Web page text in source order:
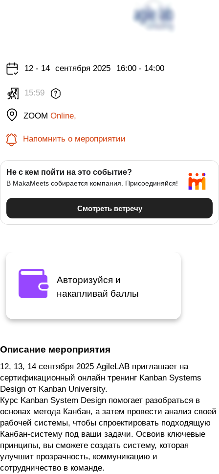
12 - 14 сентября 2025 16:00 - 14:00
15:59
ZOOMOnline,
Напомнить о мероприятии
Авторизуйся и
накапливай баллы
Описание мероприятия
12, 13, 14 сентября 2025 AgileLAB приглашает на
сертификационный онлайн тренинг Kanban Systems
Design от Kanban University.
Курс Kanban System Design помогает разобраться в
основах метода Канбан, а затем провести анализ своей
рабочей системы, чтобы спроектировать подходящую
Канбан-систему под ваши задачи. Освоив ключевые
принципы, вы сможете создать систему, которая
улучшит прозрачность, коммуникацию и
сотрудничество в команде.